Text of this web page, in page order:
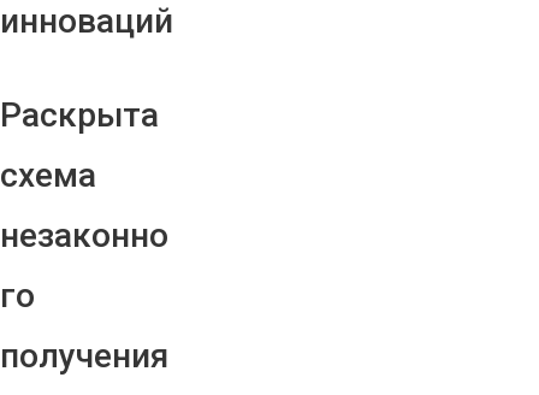
инноваций
Раскрыта
схема
незаконно
го
получения